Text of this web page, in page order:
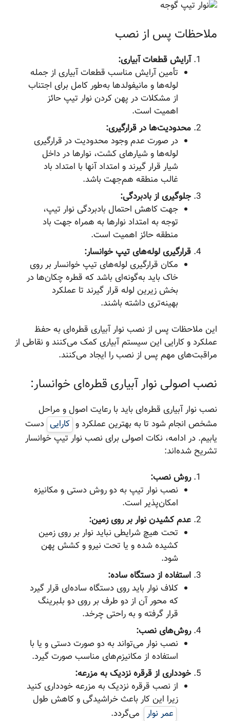
ملاحظات پس از نصب
آرایش قطعات آبیاری:
تأمین آرایش مناسب قطعات آبیاری از جمله
لوله‌ها و مانیفولدها به‌طور کامل برای اجتناب
از مشکلات در پهن کردن نوار تیپ حائز
اهمیت است.
محدودیت‌ها در قرارگیری:
در صورت عدم وجود محدودیت در قرارگیری
لوله‌ها و شیارهای کشت، نوارها در داخل
شیار قرار گیرند و امتداد آنها با امتداد باد
غالب منطقه هم‌جهت باشد.
جلوگیری از بادبردگی:
جهت کاهش احتمال بادبردگی نوار تیپ،
توجه به امتداد نوارها به همراه جهت باد
منطقه حائز اهمیت است.
قرارگیری لوله‌های تیپ خوانسار:
مکان قرارگیری لوله‌های تیپ خوانسار بر روی
خاک باید به‌گونه‌ای باشد که قطره چکان‌ها در
بخش زیرین لوله قرار گیرند تا عملکرد
بهینه‌تری داشته باشند.
این ملاحظات پس از نصب نوار آبیاری قطره‌ای به حفظ
عملکرد و کارایی این سیستم آبیاری کمک می‌کنند و نقاطی از
مراقبت‌های مهم پس از نصب را ایجاد می‌کنند.
نصب اصولی نوار آبیاری قطره‌ای خوانسار:
نصب نوار آبیاری قطره‌ای باید با رعایت اصول و مراحل
مشخص انجام شود تا به بهترین عملکرد و کارایی دست
یابیم. در ادامه، نکات اصولی برای نصب نوار تیپ خوانسار
تشریح شده‌اند:
روش نصب:
نصب نوار تیپ به دو روش دستی و مکانیزه
امکان‌پذیر است.
عدم کشیدن نوار بر روی زمین:
تحت هیچ شرایطی نباید نوار بر روی زمین
کشیده شده و یا تحت نیرو و کشش پهن
شود.
استفاده از دستگاه ساده:
کلاف نوار باید روی دستگاه ساده‌ای قرار گیرد
که محور آن از دو طرف بر روی دو بلبرینگ
قرار گرفته و به راحتی چرخد.
روش‌های نصب:
نصب نوار می‌تواند به دو صورت دستی و یا با
استفاده از مکانیزم‌های مناسب صورت گیرد.
خودداری از قرقره نزدیک به مزرعه:
از نصب قرقره نزدیک به مزرعه خودداری کنید
زیرا این کار باعث خراشیدگی و کاهش طول
عمر نوار می‌گردد.